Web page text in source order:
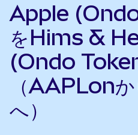
Apple
をHims &
(Ondo
（AAPLon
へ）